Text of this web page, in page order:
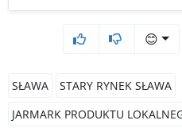
😊
SŁAWA
STARY RYNEK SŁAWA
JARMARK PRODUKTU